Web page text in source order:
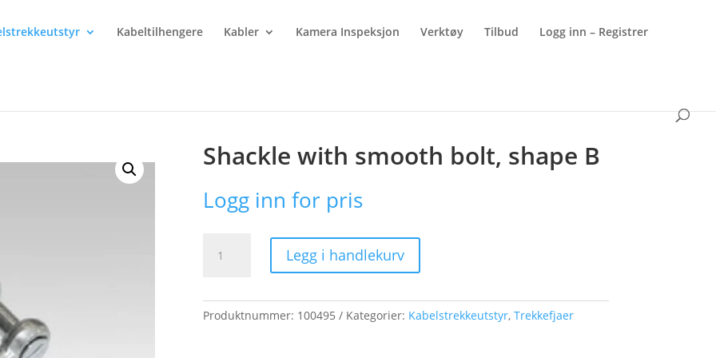
Kabeltilhengere Kabler Kamera Inspeksjon Verktøy Tilbud Logg inn – Registrer
Shackle with smooth bolt, shape B
Logg inn for pris
with
bolt,
shape
Legg i handlekurv
Produktnummer: 100495 Kategorier: Kabelstrekkeutstyr, Trekkefjaer